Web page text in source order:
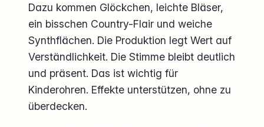
Dazu kommen Glöckchen, leichte Bläser,
ein bisschen Country-Flair und weiche
Synthflächen. Die Produktion legt Wert auf
Verständlichkeit. Die Stimme bleibt deutlich
und präsent. Das ist wichtig für
Kinderohren. Effekte unterstützen, ohne zu
überdecken.